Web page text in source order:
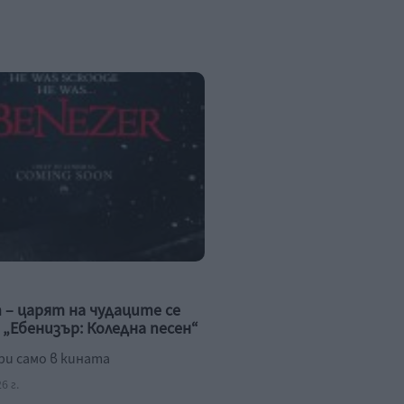
царят на чудаците се
Коледна песен“
само в кината
г.